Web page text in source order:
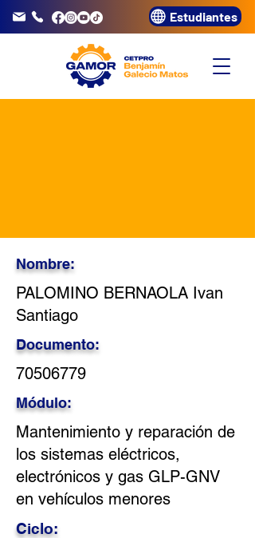
3320072 Estudiantes
Nombre:
PALOMINO BERNAOLA Ivan
Santiago
Documento:
70506779
Módulo:
Mantenimiento y reparación de
los sistemas eléctricos,
electrónicos y gas GLP-GNV
en vehículos menores
Ciclo: